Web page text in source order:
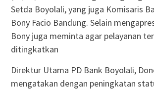
Setda Boyolali, yang juga Komisaris
Bony Facio Bandung. Selain
Bony juga meminta agar pelayanan
ditingkatkan
Direktur Utama PD Bank Boyolali,
mengatakan dengan peningkatan